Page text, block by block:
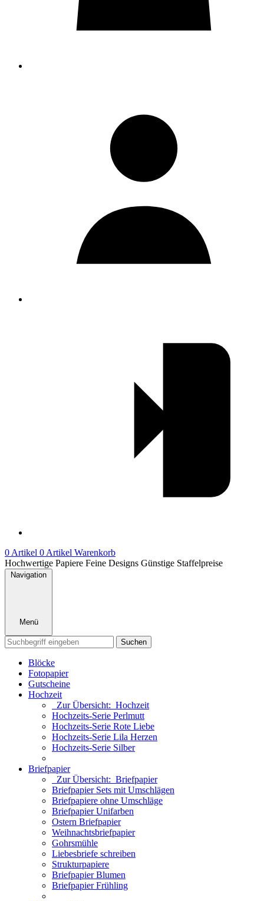
0 Artikel 0 Artikel Warenkorb
Hochwertige Papiere Feine Designs Günstige Staffelpreise
Navigation
Menü
Suchen
Blöcke
Fotopapier
Gutscheine
Hochzeit
Zur Übersicht: Hochzeit
Hochzeits-Serie Perlmutt
Hochzeits-Serie Rote Liebe
Hochzeits-Serie Lila Herzen
Hochzeits-Serie Silber
Briefpapier
Zur Übersicht: Briefpapier
Briefpapier Sets mit Umschlägen
Briefpapiere ohne Umschläge
Briefpapier Unifarben
Ostern Briefpapier
Weihnachtsbriefpapier
Gohrsmühle
Liebesbriefe schreiben
Strukturpapiere
Briefpapier Blumen
Briefpapier Frühling